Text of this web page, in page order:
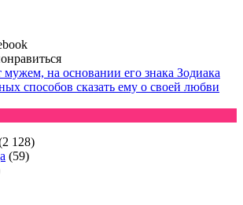
на основании его знака Зодиака
способов сказать ему о своей любви
128)
(59)